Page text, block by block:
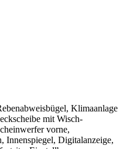
Klimaanlage
mit Wisch-
vorne,
Innenspiegel, Digitalanzeige,